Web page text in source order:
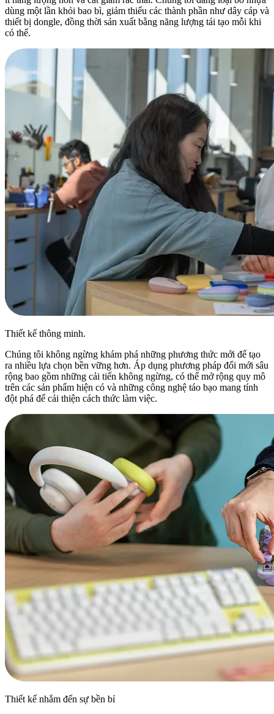
dùng một lần khỏi bao bì, giảm thiểu các thành phần như dây cáp và
thiết bị dongle, đồng thời sản xuất bằng năng lượng tái tạo mỗi khi
có thể.
Thiết kế thông minh.
Chúng tôi không ngừng khám phá những phương thức mới để tạo
ra nhiều lựa chọn bền vững hơn. Áp dụng phương pháp đổi mới sâu
rộng bao gồm những cải tiến không ngừng, có thể mở rộng quy mô
trên các sản phẩm hiện có và những công nghệ táo bạo mang tính
đột phá để cải thiện cách thức làm việc.
Thiết kế nhắm đến sự bền bỉ